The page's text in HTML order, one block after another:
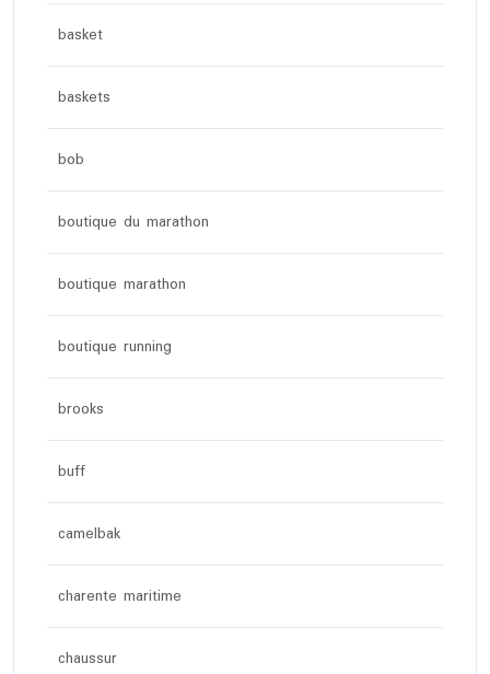
basket
baskets
bob
boutique du marathon
boutique marathon
boutique running
brooks
buff
camelbak
charente maritime
chaussur